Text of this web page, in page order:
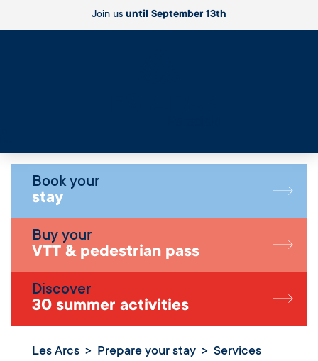
Join us until September 13th
Book your
stay
Buy your
VTT & pedestrian pass
Discover
30 summer activities
Les Arcs Prepare your stay
Services